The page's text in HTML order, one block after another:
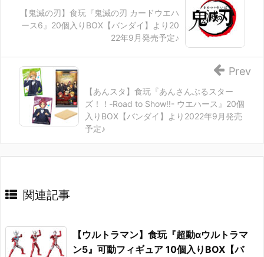
【鬼滅の刃】食玩『鬼滅の刃 カードウエハ
ース6』20個入りBOX【バンダイ】より20
22年9月発売予定♪
【あんスタ】食玩『あんさんぶるスター
ズ！！‐Road to Show!!- ウエハース』20個
入りBOX【バンダイ】より2022年9月発売
予定♪
Prev
関連記事
【ウルトラマン】食玩『超動αウルトラマ
ン5』可動フィギュア 10個入りBOX【バ